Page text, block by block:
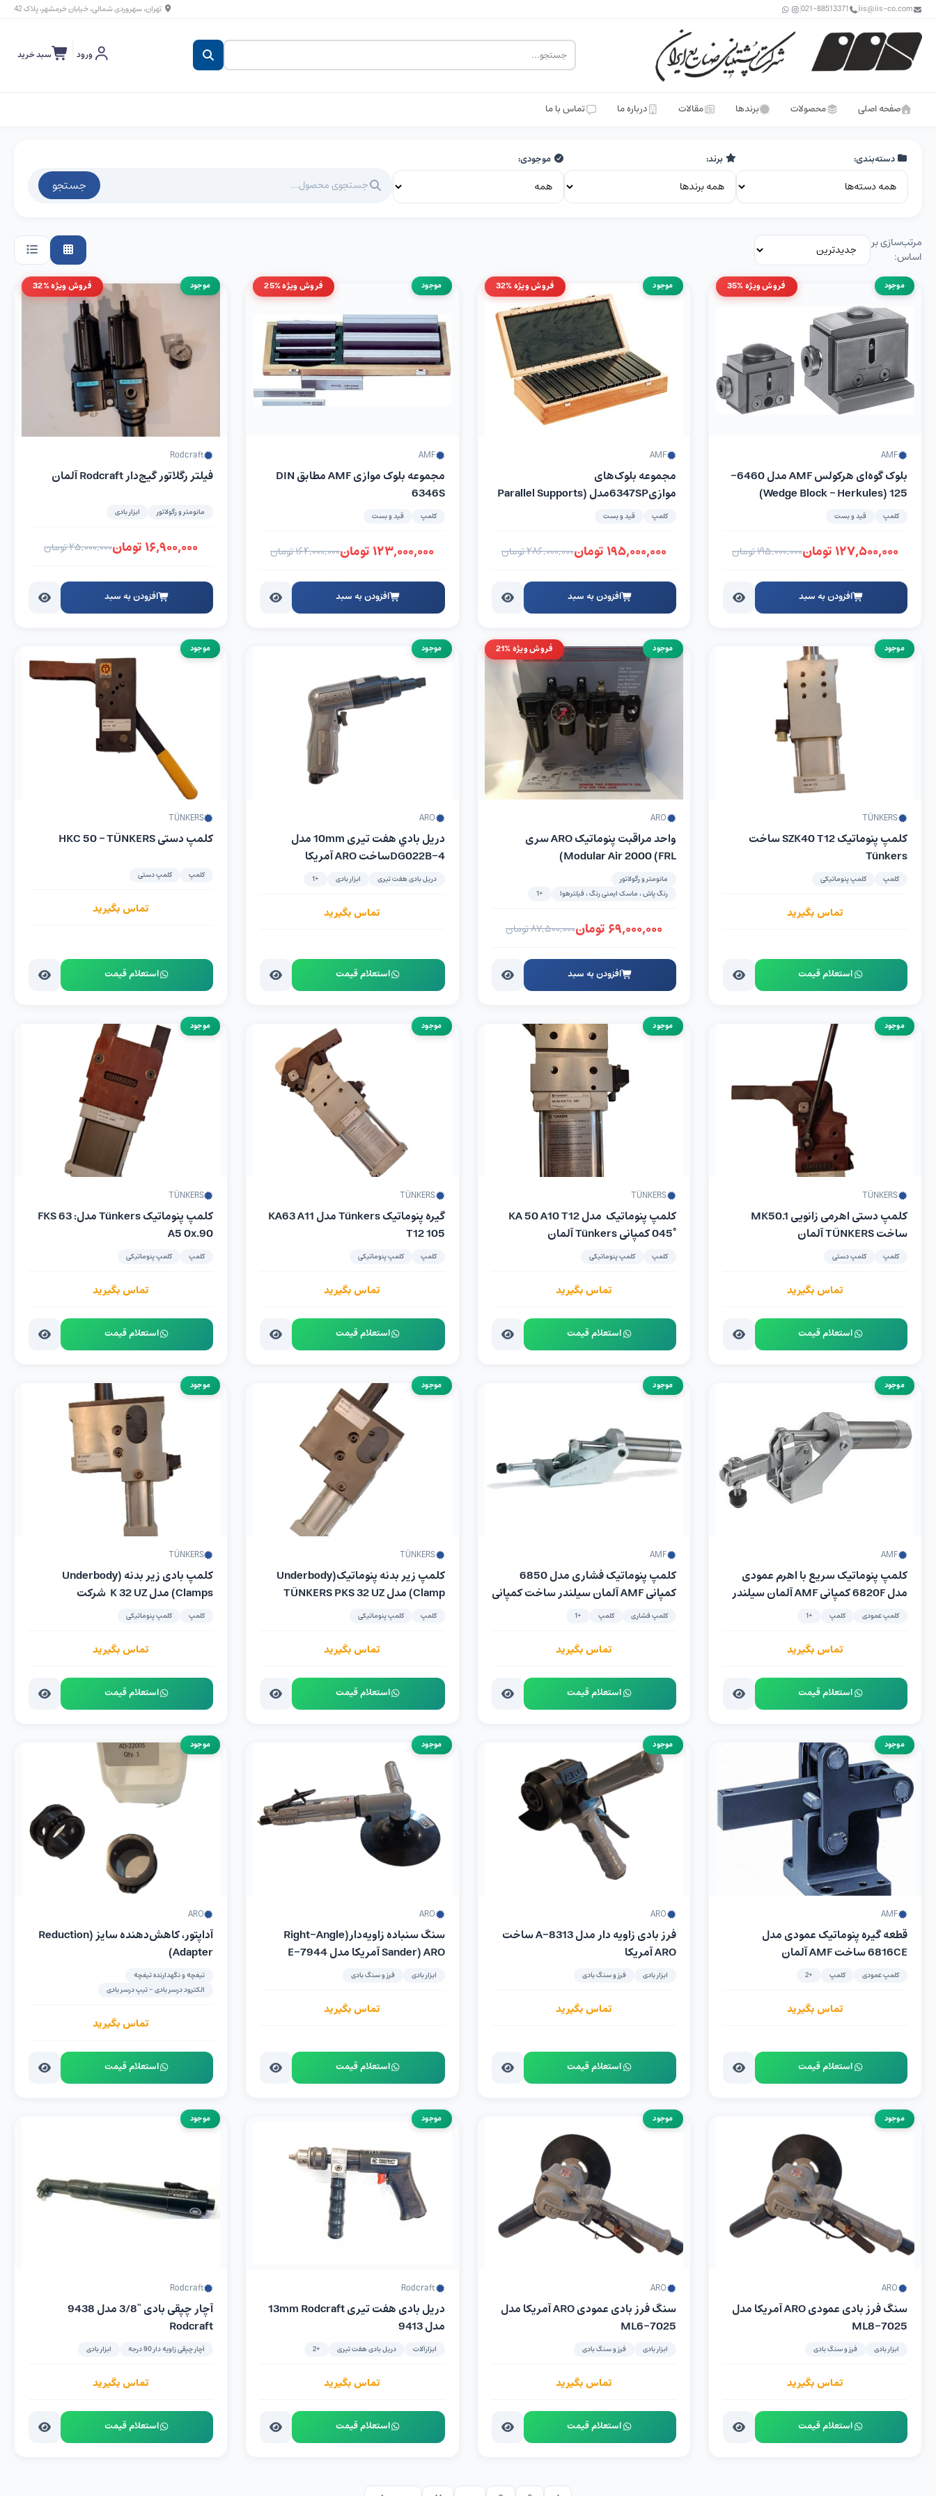
iis@iis-co.com
021-88513371 تهران، سهروردی شمالی، خیابان خرمشهر، پلاک 42
ورود سبد خرید
صفحه اصلی محصولات برندها مقالات درباره ما تماس با ما
دسته‌بندی: برند: موجودی:
جستجو
مرتب‌سازی بر
اساس:
موجود فروش ویژه %35
AMF
بلوک گوه‌ای هرکولس AMF مدل 6460-
125 (Wedge Block – Herkules)
کلمپ قید و بست
۱۲۷,۵۰۰,۰۰۰تومان۱۹۵,۰۰۰,۰۰۰تومان
افزودن به سبد
موجود فروش ویژه %32
AMF
مجموعه بلوک‌های
موازی6347SPمدل (Parallel Supports
Set) – کمپانیAMFآلمان
کلمپ قید و بست
۱۹۵,۰۰۰,۰۰۰تومان۲۸۶,۰۰۰,۰۰۰تومان
افزودن به سبد
موجود فروش ویژه %25
AMF
مجموعه بلوک موازی AMF مطابق DIN
6346S
کلمپ قید و بست
۱۲۳,۰۰۰,۰۰۰تومان۱۶۴,۰۰۰,۰۰۰تومان
افزودن به سبد
موجود فروش ویژه %32
Rodcraft
فیلتر رگلاتور گیج‌دار Rodcraft آلمان
مانومتر و رگولاتور ابزار بادی
۱۶,۹۰۰,۰۰۰تومان۲۵,۰۰۰,۰۰۰تومان
افزودن به سبد
موجود
TÜNKERS
کلمپ پنوماتیک SZK40 T12 ساخت
Tünkers
کلمپ کلمپ پنوماتیکی
تماس بگیرید
استعلام قیمت
موجود فروش ویژه %21
ARO
واحد مراقبت پنوماتیک ARO سری
Modular Air 2000 (FRL)
مانومتر و رگولاتور
رنگ پاش ، ماسک ایمنی رنگ ، فیلترهوا
+1
۶۹,۰۰۰,۰۰۰ تومان۸۷,۵۰۰,۰۰۰تومان
افزودن به سبد
موجود
ARO
دريل بادي هفت تیری 10mm مدل
DG022B-4ساخت ARO آمریکا
دریل بادی هفت تیری ابزار بادی +1
تماس بگیرید
استعلام قیمت
موجود
TÜNKERS
کلمپ دستی HKC 50 – TÜNKERS
کلمپ کلمپ دستی
تماس بگیرید
استعلام قیمت
موجود
TÜNKERS
ساخت TÜNKERS آلمان
کلمپ کلمپ دستی
تماس بگیرید
استعلام قیمت
موجود
TÜNKERS
کلمپ پنوماتیک مدل KA 50 A10 T12
045° کمپانی Tünkers آلمان
کلمپ کلمپ پنوماتیکی
تماس بگیرید
استعلام قیمت
موجود
TÜNKERS
گیره پنوماتیک Tünkers مدل KA63 A11
T12 105
کلمپ کلمپ پنوماتیکی
تماس بگیرید
استعلام قیمت
موجود
TÜNKERS
کلمپ پنوماتیک Tünkers مدل: FKS 63
A5 0x.90
کلمپ کلمپ پنوماتیکی
تماس بگیرید
استعلام قیمت
موجود
AMF
کلمپ پنوماتیک سریع با اهرم عمودی
مدل 6820F کمپانی AMF آلمان سیلندر
ساخت Festo آلمان
کلمپ عمودی کلمپ +1
تماس بگیرید
استعلام قیمت
موجود
AMF
کلمپ پنوماتیک فشاری مدل 6850
کمپانی AMF آلمان سیلندر ساخت کمپانی
FESTO آلمان
کلمپ فشاری کلمپ +1
تماس بگیرید
استعلام قیمت
موجود
TÜNKERS
کلمپ زیر بدنه پنوماتیک(Underbody
Clamp) مدل TÜNKERS PKS 32 UZ
کلمپ کلمپ پنوماتیکی
تماس بگیرید
استعلام قیمت
موجود
TÜNKERS
کلمپ‌ بادی زیر بدنه (Underbody
Clamps) مدل K 32 UZ شرکت
TÜNKERS
کلمپ کلمپ پنوماتیکی
تماس بگیرید
استعلام قیمت
موجود
AMF
قطعه گیره پنوماتیک عمودی مدل
6816CE ساخت AMF آلمان
کلمپ عمودی کلمپ +2
تماس بگیرید
استعلام قیمت
موجود
ARO
فرز بادی زاویه دار مدل 8313-A ساخت
ARO آمریکا
ابزار بادی فرز و سنگ بادی
تماس بگیرید
استعلام قیمت
موجود
ARO
سنگ سنباده زاویه‌دار(Right-Angle
Sander) ARO آمریکا مدل 7944-E
ابزار بادی فرز و سنگ بادی
تماس بگیرید
استعلام قیمت
موجود
ARO
آداپتور، کاهش‌دهنده سایز (Reduction
Adapter)
تیغچه و نگهدارنده تیغچه
الکترود درسر بادی - تیپ درسر بادی
تماس بگیرید
استعلام قیمت
موجود
ARO
سنگ فرز بادی عمودی ARO آمریکا مدل
7025-ML8
ابزار بادی فرز و سنگ بادی
تماس بگیرید
استعلام قیمت
موجود
ARO
سنگ فرز بادی عمودی ARO آمریکا مدل
7025-ML6
ابزار بادی فرز و سنگ بادی
تماس بگیرید
استعلام قیمت
موجود
Rodcraft
دریل بادی هفت تیری 13mm Rodcraft
مدل 9413
ابزارآلات دریل بادی هفت تیری +2
تماس بگیرید
استعلام قیمت
موجود
Rodcraft
آچار چپقی بادی “3/8 مدل 9438
Rodcraft
آچار چپقی زاویه دار 90 درجه ابزار بادی
تماس بگیرید
استعلام قیمت